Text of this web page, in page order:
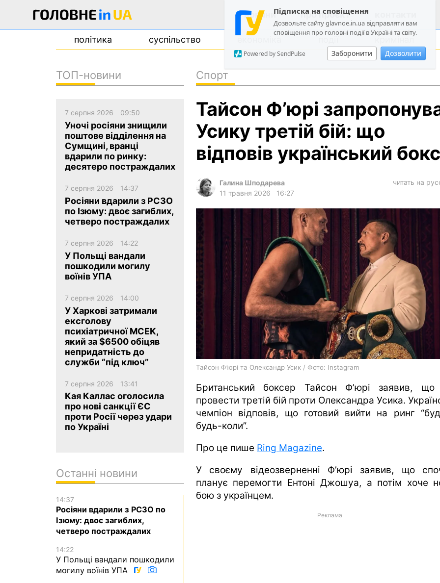
Підписка на сповіщення
Дозвольте сайту glavnoe.in.ua відправляти вам
сповіщення про головні події в Україні та світу.
Заборонити Дозволити
Powered by SendPulse
новини про проєкт
політика суспільство кримінал
політика
суспільство
економіка
події
кримінал
лонгріди
gambling
Спорт
Тайсон Ф’юрі
Усику третій бій: що
відповів український
Галина Шподарева
11 травня 2026
16:27
читать на
Тайсон Ф’юрі та Олександр Усик / Фото: Instagram
Британський боксер Тайсон Ф’юрі заявив, що
провести третій бій проти Олександра Усика.
чемпіон відповів, що готовий вийти на ринг
будь-коли”.
Про це пише Ring Magazine.
У своєму відеозверненні Ф’юрі заявив, що
планує перемогти Ентоні Джошуа, а потім хоче
бою з українцем.
Реклама
ТОП-новини
7 серпня 2026 09:50
Уночі росіяни знищили
поштове відділення на
Сумщині, вранці
вдарили по ринку:
десятеро постраждалих
7 серпня 2026 14:37
Росіяни вдарили з РСЗО
по Ізюму: двоє загиблих,
четверо постраждалих
7 серпня 2026 14:22
У Польщі вандали
пошкодили могилу
воїнів УПА
7 серпня 2026 14:00
У Харкові затримали
ексголову
психіатричної МСЕК,
який за $6500 обіцяв
непридатність до
служби “під ключ”
7 серпня 2026 13:41
Кая Каллас оголосила
про нові санкції ЄС
проти Росії через удари
по Україні
Останні новини
14:37
Росіяни вдарили з РСЗО по
Ізюму: двоє загиблих,
четверо постраждалих
14:22
У Польщі вандали пошкодили
могилу воїнів УПА